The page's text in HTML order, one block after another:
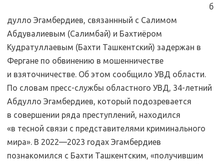
б
дулло Эгамбердиев, связаннный с Салимом
Абдувалиевым (Салимбай) и Бахтиёром
Кудратуллаевым (Бахти Ташкентский) задержан в
Фергане по обвинению в мошенничестве
и взяточничестве. Об этом сообщило УВД области.
По словам пресс-службы областного УВД, 34-летний
Абдулло Эгамбердиев, который подозревается
в совершении ряда преступлений, находился
«в тесной связи с представителями криминального
мира». В 2022—2023 годах Эгамбердиев
познакомился с Бахти Ташкентским, «получившим